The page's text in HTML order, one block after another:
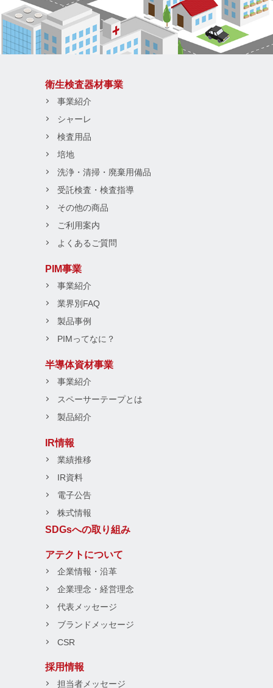
衛生検査器材事業
事業紹介
シャーレ
検査用品
培地
洗浄・清掃・廃棄用備品
受託検査・検査指導
その他の商品
ご利用案内
よくあるご質問
PIM事業
事業紹介
業界別FAQ
製品事例
PIMってなに？
半導体資材事業
事業紹介
スペーサーテープとは
製品紹介
IR情報
業績推移
IR資料
電子公告
株式情報
SDGsへの取り組み
アテクトについて
企業情報・沿革
企業理念・経営理念
代表メッセージ
ブランドメッセージ
CSR
採用情報
担当者メッセージ